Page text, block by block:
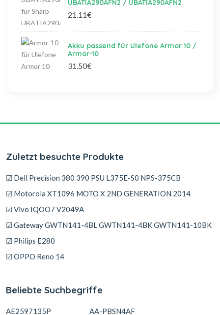
UBATIA290AFN2 / UBATIA290AFN2
21.11€
Akku passend für Ulefone Armor 10 /
Armor-10
31.50€
Zuletzt besuchte Produkte
☑ Dell Precision 380 390 PSU L375E-S0 NPS-375CB
☑ Motorola XT1096 MOTO X 2ND GENERATION 2014
☑ Vivo IQOO7 V2049A
☑ Gateway GWTN141-4BL GWTN141-4BK GWTN141-10BK
☑ Philips E280
☑ OPPO Reno 14
Beliebte Suchbegriffe
AE2597135P
AA-PBSN4AF